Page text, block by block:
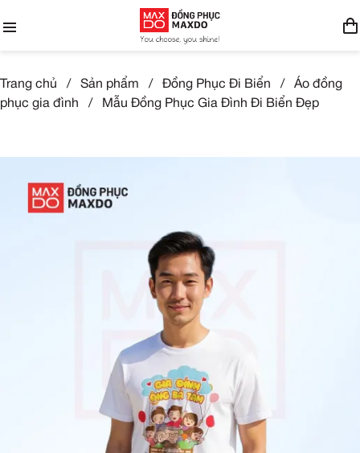
Trang chủ / Sản phẩm / Đồng Phục Đi Biển /
Áo đồng
phục gia đình
/ Mẫu Đồng Phục Gia Đình Đi Biển Đẹp